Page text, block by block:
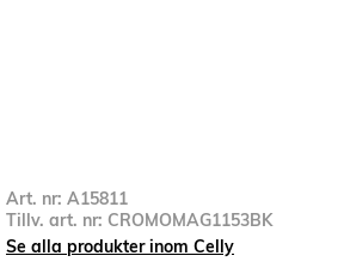
Art. nr: A15811
Tillv. art. nr: CROMOMAG1153BK
Se alla produkter inom Celly